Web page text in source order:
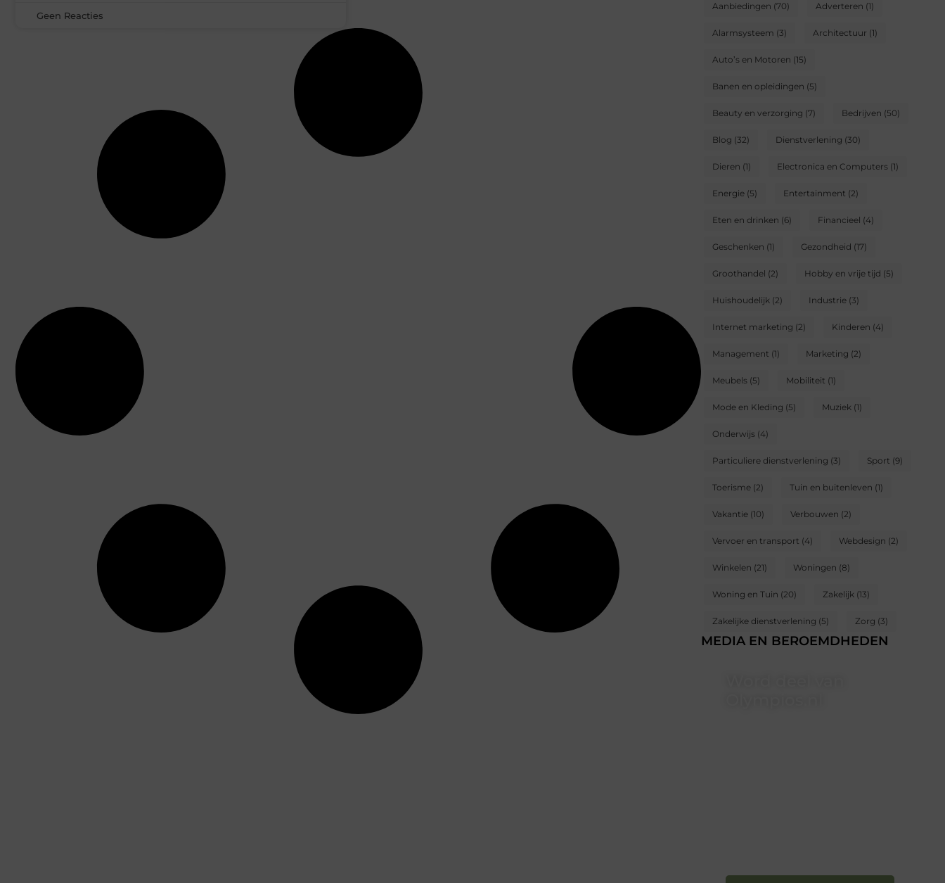
Aanbiedingen (70) Adverteren (1)
Alarmsysteem (3) Architectuur (1)
Auto’s en Motoren (15)
Banen en opleidingen (5)
Beauty en verzorging (7) Bedrijven (50)
Blog (32) Dienstverlening (30)
Dieren (1) Electronica en Computers (1)
Energie (5) Entertainment (2)
Eten en drinken (6) Financieel (4)
Geschenken (1) Gezondheid (17)
Groothandel (2) Hobby en vrije tijd (5)
Huishoudelijk (2) Industrie (3)
Internet marketing (2) Kinderen (4)
Management (1) Marketing (2)
Meubels (5) Mobiliteit (1)
Mode en Kleding (5) Muziek (1)
Onderwijs (4)
Particuliere dienstverlening (3) Sport (9)
Toerisme (2) Tuin en buitenleven (1)
Vakantie (10) Verbouwen (2)
Vervoer en transport (4) Webdesign (2)
Winkelen (21) Woningen (8)
Woning en Tuin (20) Zakelijk (13)
Zakelijke dienstverlening (5) Zorg (3)
MEDIA EN BEROEMDHEDEN
Geen Reacties